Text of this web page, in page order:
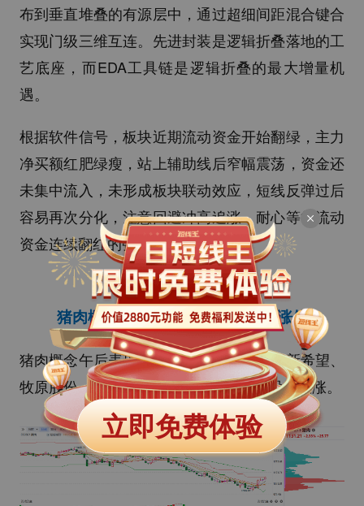
布到垂直堆叠的有源层中，通过超细间距混合键合
实现门级三维互连。先进封装是逻辑折叠落地的工
艺底座，而EDA工具链是逻辑折叠的最大增量机
遇。
根据软件信号，板块近期流动资金开始翻绿，主力
净买额红肥绿瘦，站上辅助线后窄幅震荡，资金还
未集中流入，未形成板块联动效应，短线反弹过后
容易再次分化，注意回避冲高追涨，耐心等待流动
资金连续翻红的强势回档节点。
- 02 -
猪肉概念午后表现活跃巨星农牧涨停
猪肉概念午后表现活跃，巨星农牧涨停，新希望、
牧原股份、天康生物、天邦食品、温氏股份跟涨。
立即免费体验